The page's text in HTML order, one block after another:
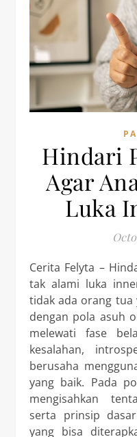
Hindari
Agar
Luka
Cerita Felyta – Hindari pola asuh ini agar anak
tak alami luka
tidak ada orang tua
dengan pola asuh
melewati fase
kesalahan,
berusaha
yang baik. Pada
mengisahkan
serta prinsip
yang bisa